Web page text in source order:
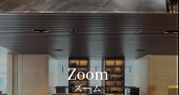
Zoom
ズーム